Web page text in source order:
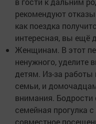
рекомендуют
как поездка
интересная, вы ещё
Женщинам. В этот
ненужного, уделите
детям. Из-за
семьи, и
внимания. Бодрости
семейная прогулка
совместное